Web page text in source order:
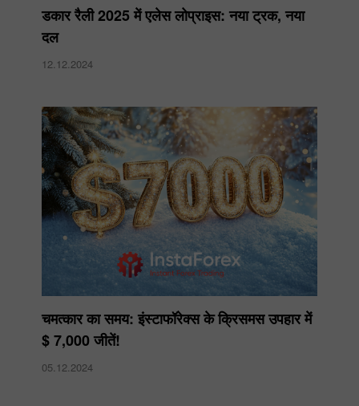
डकार रैली 2025 में एलेस लोप्राइस: नया ट्रक, नया
दल
12.12.2024
चमत्कार का समय: इंस्टाफॉरेक्स के क्रिसमस उपहार में
$ 7,000 जीतें!
05.12.2024